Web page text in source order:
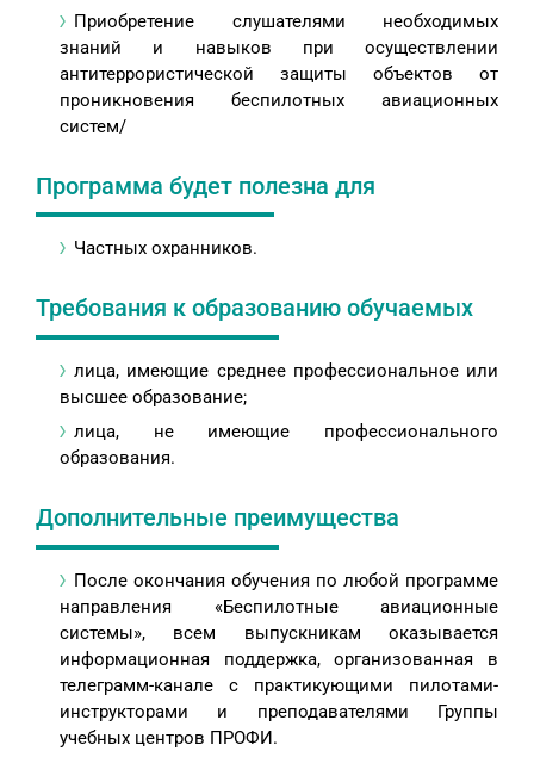
Приобретение слушателями необходимых
знаний и навыков при осуществлении
антитеррористической защиты объектов от
проникновения беспилотных авиационных
систем/
Программа будет полезна для
Частных охранников.
Требования к образованию обучаемых
лица, имеющие среднее профессиональное или
высшее образование;
лица, не имеющие профессионального
образования.
Дополнительные преимущества
После окончания обучения по любой программе
направления «Беспилотные авиационные
системы», всем выпускникам оказывается
информационная поддержка, организованная в
телеграмм-канале с практикующими пилотами-
инструкторами и преподавателями Группы
учебных центров ПРОФИ.